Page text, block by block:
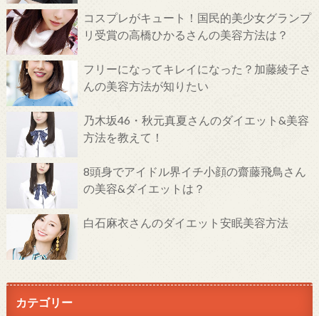
コスプレがキュート！国民的美少女グランプ
リ受賞の高橋ひかるさんの美容方法は？
フリーになってキレイになった？加藤綾子さ
んの美容方法が知りたい
乃木坂46・秋元真夏さんのダイエット&美容
方法を教えて！
8頭身でアイドル界イチ小顔の齋藤飛鳥さん
の美容&ダイエットは？
白石麻衣さんのダイエット安眠美容方法
カテゴリー